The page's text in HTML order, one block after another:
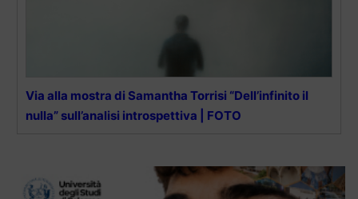
Via alla mostra di Samantha Torrisi “Dell’infinito il
nulla” sull’analisi introspettiva | FOTO